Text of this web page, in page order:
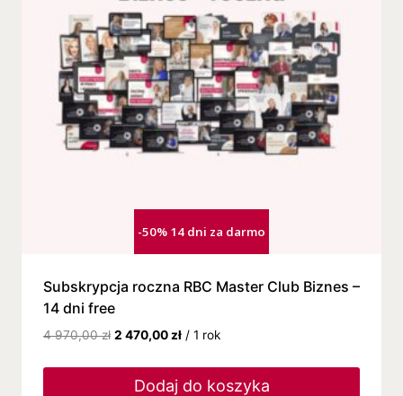
-50% 14 dni za darmo
Subskrypcja roczna RBC Master Club Biznes –
14 dni free
4 970,00zł 2 470,00 zł / 1 rok
Dodaj do koszyka